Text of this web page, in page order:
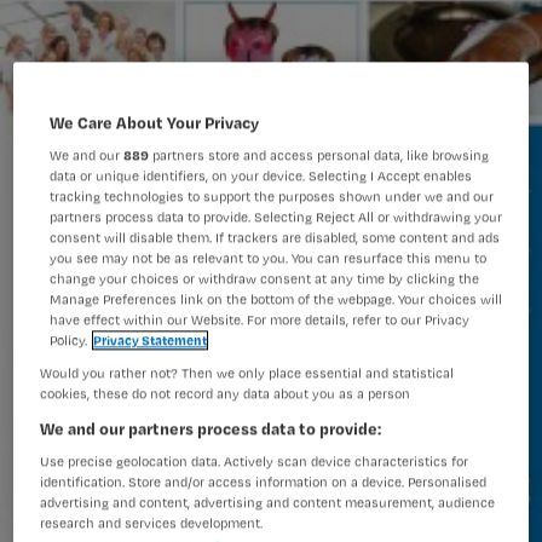
We Care About Your Privacy
We and our889 partners store and access personal data, like browsing
data or unique identifiers, on your device. Selecting I Accept enables
tracking technologies to support the purposes shown under we and our
partners process data to provide. Selecting Reject All or withdrawing your
consent will disable them. If trackers are disabled, some content and ads
you see may not be as relevant to you. You can resurface this menu to
change your choices or withdraw consent at any time by clicking the
Manage Preferences link on the bottom of the webpage. Your choices will
have effect within our Website. For more details, refer to our Privacy
Policy. Privacy Statement
Would you rather not? Then we only place essential and statistical
cookies, these do not record any data about you as a person
We and our partners process data to provide:
Use precise geolocation data. Actively scan device characteristics for
identification. Store and/or access information on a device. Personalised
advertising and content, advertising and content measurement, audience
research and services development.